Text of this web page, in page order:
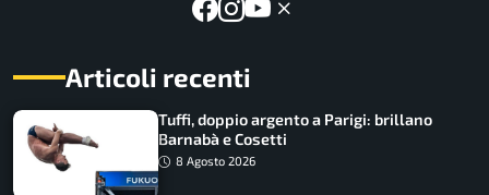
Articoli recenti
Tuffi, doppio argento a Parigi: brillano
Barnabà e Cosetti
8 Agosto 2026